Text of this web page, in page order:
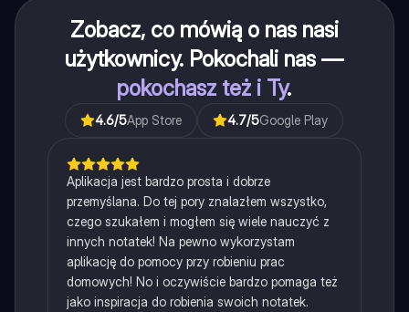
Zobacz, co mówią o nas nasi
użytkownicy. Pokochali nas —
pokochasz też i Ty.
4.6/5App Store 4.7/5Google Play
Aplikacja jest bardzo prosta i dobrze
przemyślana. Do tej pory znalazłem wszystko,
czego szukałem i mogłem się wiele nauczyć z
innych notatek! Na pewno wykorzystam
aplikację do pomocy przy robieniu prac
domowych! No i oczywiście bardzo pomaga też
jako inspiracja do robienia swoich notatek.